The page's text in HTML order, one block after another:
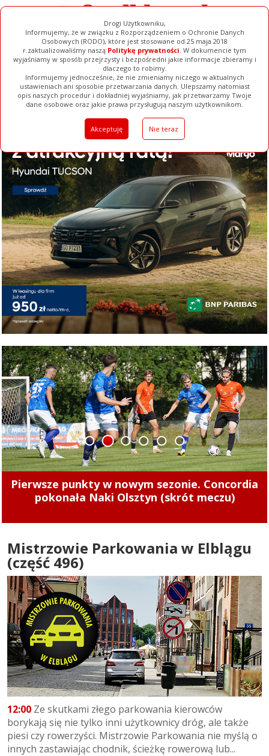
Drogi Użytkowniku,
Informujemy, że w związku z Rozporządzeniem o Ochronie Danych
Osobowych (RODO), które jest stosowane od 25 maja 2018
r.zaktualizowaliśmy naszą Politykę prywatności. W dokumencie tym
wyjaśniamy w sposób przejrzysty i bezpośredni jakie informacje zbieramy i
dlaczego to robimy.
Informujemy jednocześnie, że nie zmieniamy niczego w aktualnych
ustawieniach ani sposobie przetwarzania danych. Ulepszamy natomiast
opis naszych procedur i dokładniej wyjaśniamy, jak przetwarzamy Twoje
dane osobowe oraz jakie prawa przysługują naszym użytkownikom.
Akceptuję Nie teraz
Ogłoszenia Filmy Galerie Baza Firm Pełna Wersja
Tak zarabiają szefowie miejskich spółek.
Zajrzeliśmy do ich oświadczeń majątkowych
1 2 3 4 5 6
Mistrzowie Parkowania w Elblągu
(część 496)
12:00 Ze skutkami złego parkowania kierowców
borykają się nie tylko inni użytkownicy dróg, ale także
piesi czy rowerzyści. Mistrzowie Parkowania nie myślą o
innych zastawiając chodnik, ścieżkę rowerową lub...